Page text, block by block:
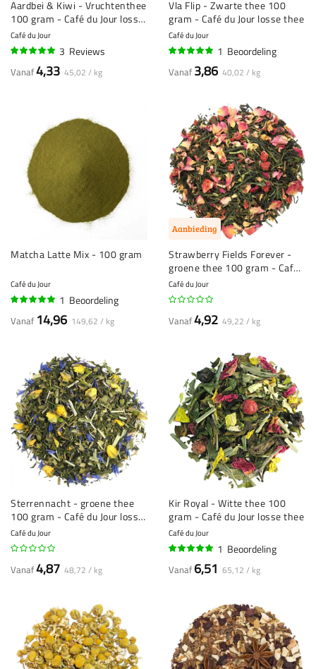
Aardbei & Kiwi - Vruchtenthee
100 gram - Café du Jour losse
thee
Café du Jour
3 Reviews
Vanaf4,33 45,02 / kg
Vla Flip - Zwarte thee 100
gram - Café du Jour losse thee
Café du Jour
1 Beoordeling
Vanaf 3,86 40,02 / kg
Matcha Latte Mix - 100 gram
Café du Jour
1 Beoordeling
Vanaf 14,96 149,62 / kg
Aanbieding
Strawberry Fields Forever -
groene thee 100 gram - Café
du Jour Losse Thee
Café du Jour
Vanaf4,92 49,22 / kg
Sterrennacht - groene thee
100 gram - Café du Jour losse
thee
Café du Jour
Vanaf4,87 48,72 / kg
Kir Royal - Witte thee 100
gram - Café du Jour losse thee
Café du Jour
1 Beoordeling
Vanaf 6,51 65,12 / kg